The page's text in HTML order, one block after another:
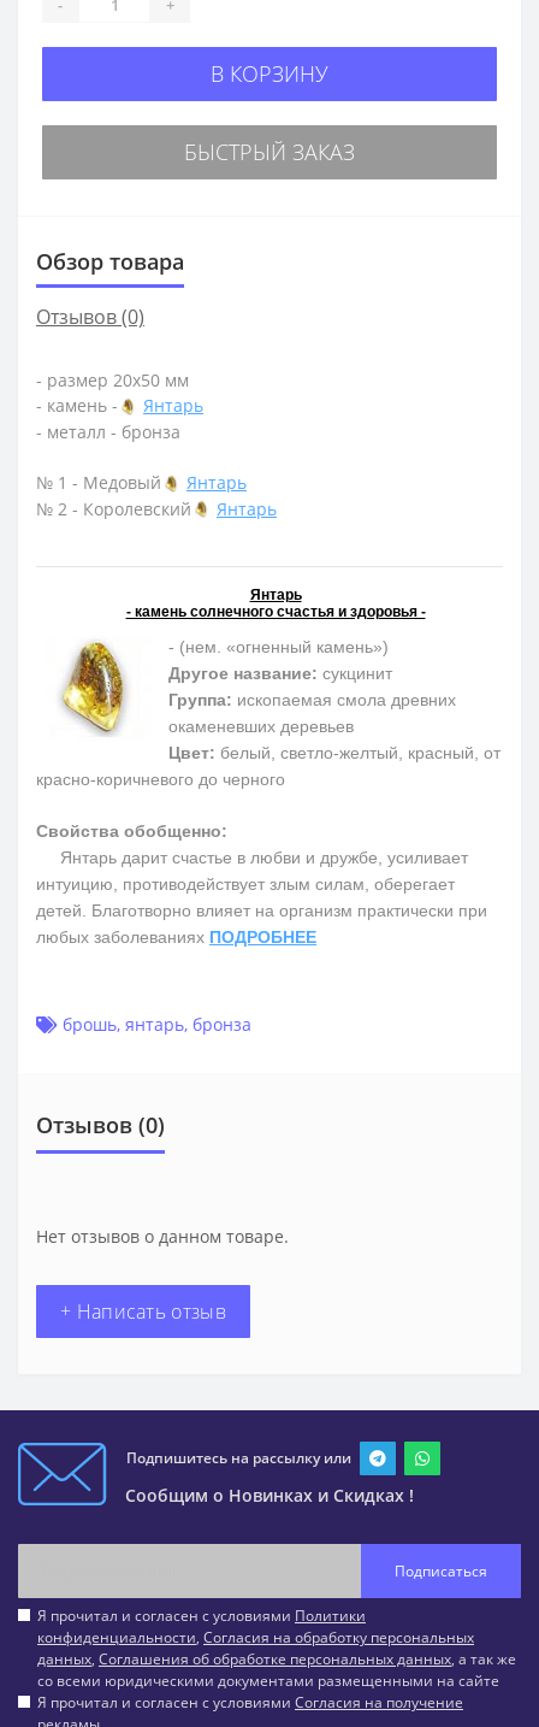
- +
В КОРЗИНУ
БЫСТРЫЙ ЗАКАЗ
Обзор товара
Отзывов (0)
- размер 20х50 мм
- камень -
Янтарь
- металл - бронза
№ 1 - Медовый
Янтарь
№ 2 - Королевский
Янтарь
Янтарь
- камень солнечного счастья и здоровья -
- (нем. «огненный камень»)
Другое название: сукцинит
Группа: ископаемая смола древних
окаменевших деревьев
Цвет: белый, светло-желтый, красный, от
красно-коричневого до черного
Свойства обобщенно:
Янтарь дарит счастье в любви и дружбе, усиливает
интуицию, противодействует злым силам, оберегает
детей. Благотворно влияет на организм практически при
любых заболеваниях ПОДРОБНЕЕ
брошь, янтарь, бронза
Отзывов (0)
Нет отзывов о данном товаре.
+ Написать отзыв
Подпишитесь на рассылку или
Сообщим о Новинках и Скидках !
Подписаться
Я прочитал и согласен с условиями Политики
конфиденциальности, Согласия на обработку персональных
данных, Соглашения об обработке персональных данных, а так же
со всеми юридическими документами размещенными на сайте
Я прочитал и согласен с условиями Согласия на получение